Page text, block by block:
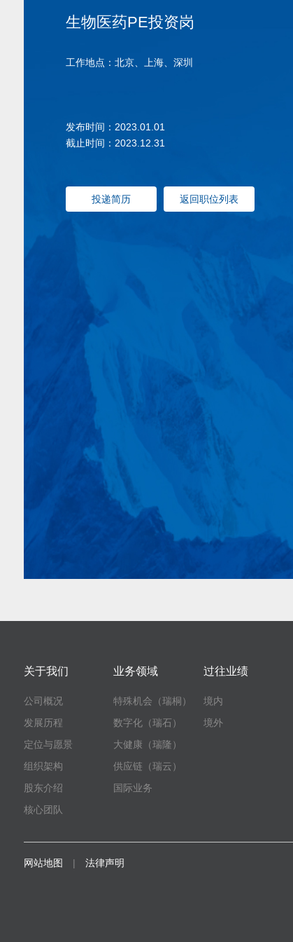
生物医药PE投资岗
工作地点：北京、上海、深圳
发布时间：2023.01.01
截止时间：2023.12.31
投递简历 返回职位列表
关于我们
公司概况
发展历程
定位与愿景
组织架构
股东介绍
核心团队
业务领域
特殊机会（瑞桐）
数字化（瑞石）
大健康（瑞隆）
供应链（瑞云）
国际业务
过往业绩
境内
境外
网站地图 | 法律声明